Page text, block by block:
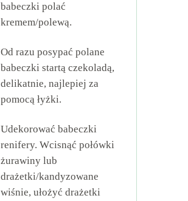
babeczki polać
kremem/polewą.
Od razu posypać polane
babeczki startą czekoladą,
delikatnie, najlepiej za
pomocą łyżki.
Udekorować babeczki
renifery. Wcisnąć połówki
żurawiny lub
drażetki/kandyzowane
wiśnie, ułożyć drażetki